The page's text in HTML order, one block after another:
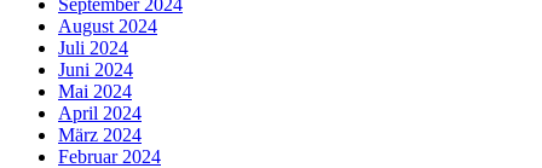
September 2024
August 2024
Juli 2024
Juni 2024
Mai 2024
April 2024
März 2024
Februar 2024